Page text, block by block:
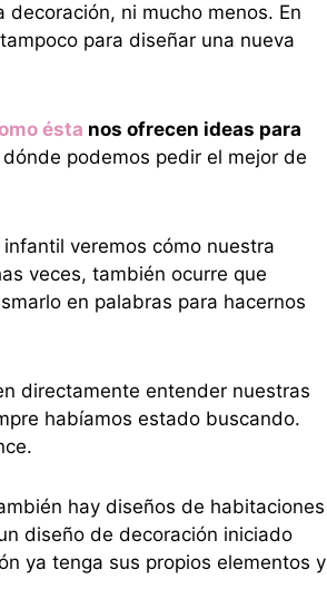
ni mucho menos. En
para diseñar una nueva
ésta nos ofrecen ideas para
podemos pedir el mejor de
veremos cómo nuestra
veces, también ocurre que
en palabras para hacernos
directamente entender nuestras
habíamos estado buscando.
hay diseños de habitaciones
diseño de decoración iniciado
ya tenga sus propios elementos y